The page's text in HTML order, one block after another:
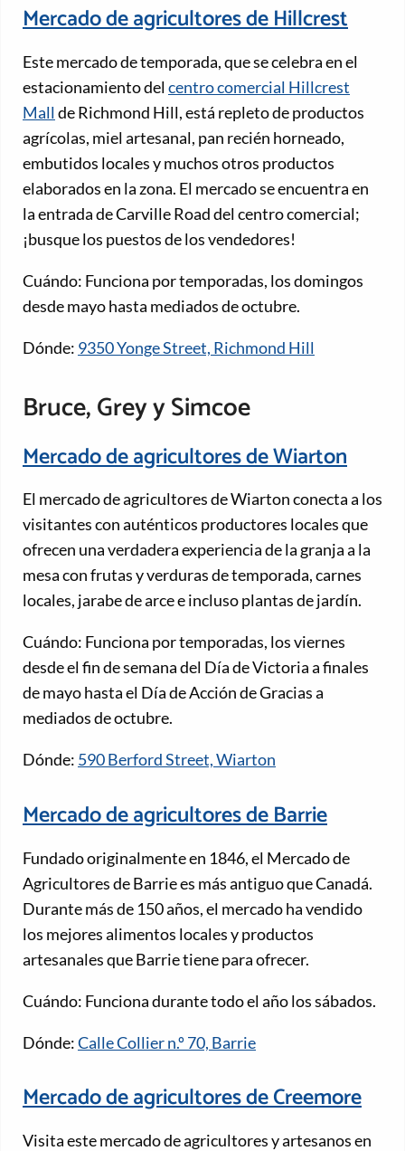
Mercado de agricultores de Hillcrest
Este mercado de temporada, que se celebra en el
estacionamiento delcentro comercial Hillcrest
Mall de Richmond Hill, está repleto de productos
agrícolas, miel artesanal, pan recién horneado,
embutidos locales y muchos otros productos
elaborados en la zona. El mercado se encuentra en
la entrada de Carville Road del centro comercial;
¡busque los puestos de los vendedores!
Cuándo: Funciona por temporadas, los domingos
desde mayo hasta mediados de octubre.
Dónde: 9350 Yonge Street, Richmond Hill
Bruce, Grey y Simcoe
Mercado de agricultores de Wiarton
El mercado de agricultores de Wiarton conecta a los
visitantes con auténticos productores locales que
ofrecen una verdadera experiencia de la granja a la
mesa con frutas y verduras de temporada, carnes
locales, jarabe de arce e incluso plantas de jardín.
Cuándo: Funciona por temporadas, los viernes
desde el fin de semana del Día de Victoria a finales
de mayo hasta el Día de Acción de Gracias a
mediados de octubre.
Dónde: 590 Berford Street, Wiarton
Mercado de agricultores de Barrie
Fundado originalmente en 1846, el Mercado de
Agricultores de Barrie es más antiguo que Canadá.
Durante más de 150 años, el mercado ha vendido
los mejores alimentos locales y productos
artesanales que Barrie tiene para ofrecer.
Cuándo: Funciona durante todo el año los sábados.
Dónde:Calle Collier n.º 70, Barrie
Mercado de agricultores de Creemore
Visita este mercado de agricultores y artesanos en